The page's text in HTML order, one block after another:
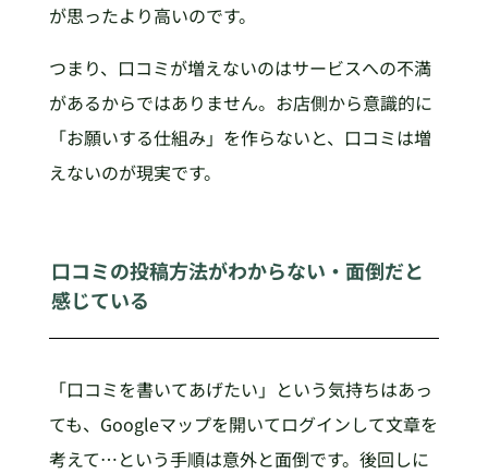
が思ったより高いのです。
つまり、口コミが増えないのはサービスへの不満
があるからではありません。お店側から意識的に
「お願いする仕組み」を作らないと、口コミは増
えないのが現実です。
口コミの投稿方法がわからない・面倒だと
感じている
「口コミを書いてあげたい」という気持ちはあっ
ても、Googleマップを開いてログインして文章を
考えて…という手順は意外と面倒です。後回しに